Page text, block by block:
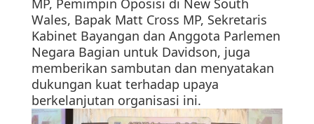
Wales, Bapak Matt Cross MP, Sekretaris
Kabinet Bayangan dan Anggota Parlemen
Negara Bagian untuk Davidson, juga
memberikan sambutan dan menyatakan
dukungan kuat terhadap upaya
berkelanjutan organisasi ini.